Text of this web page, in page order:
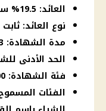
العائد: 19.5% سنويًا يُصرف شهريًا.
نوع العائد:
مدة الشهادة: 3 سنوات.
الحد الأدنى للشراء:
فئة الشهادة: 1000 جنيه ومضاعفاتها.
الفئات